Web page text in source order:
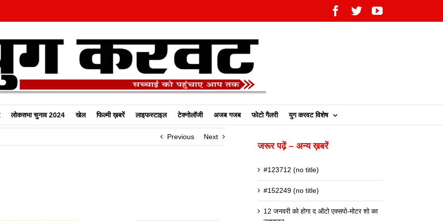
Facebook
TwitterYouTube
लोकसभा चुनाव 2024 खेल फिल्‍मी ख़बरें लाइफस्टाइल टेक्नोलॉजी अजब गजब फोटो गैलरी युग करवट विशेष
Previous Next
जरूर पढ़ें – अन्य ख़बरें
#123712 (no title)
#152249 (no title)
12 जनवरी को होगा द ऑटो एक्सपो-मोटर शो का